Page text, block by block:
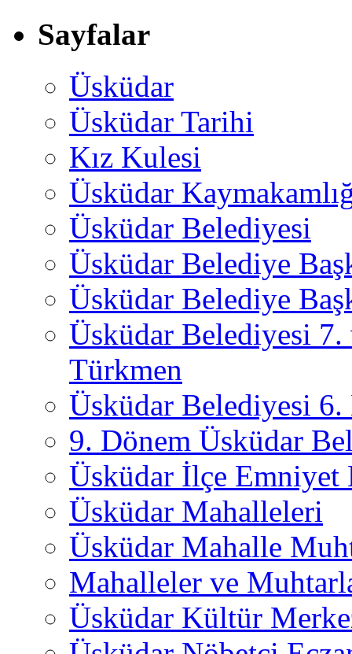
Sayfalar
Üsküdar
Üsküdar Tarihi
Kız Kulesi
Üsküdar
Üsküdar Belediyesi
Üsküdar Belediye
Üsküdar Belediye
Üsküdar Belediyesi
Türkmen
Üsküdar Belediyesi 6.
9. Dönem Üsküdar
Üsküdar İlçe
Üsküdar Mahalleleri
Üsküdar Mahalle
Mahalleler ve
Üsküdar Kültür